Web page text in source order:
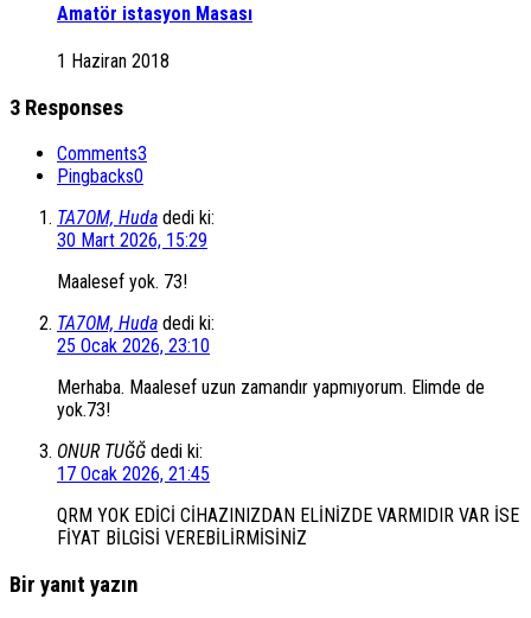
Amatör istasyon Masası
1 Haziran 2018
3 Responses
Comments3
Pingbacks0
TA7OM, Huda dedi ki:
30 Mart 2026, 15:29
Maalesef yok. 73!
TA7OM, Huda dedi ki:
25 Ocak 2026, 23:10
Merhaba. Maalesef uzun zamandır yapmıyorum. Elimde de
yok.73!
ONUR TUĞĞ dedi ki:
17 Ocak 2026, 21:45
QRM YOK EDİCİ CİHAZINIZDAN ELİNİZDE VARMIDIR VAR İSE
FİYAT BİLGİSİ VEREBİLİRMİSİNİZ
Bir yanıt yazın